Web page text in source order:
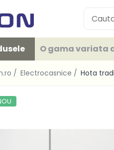
O gama variata
/ Electrocasnice / Hota